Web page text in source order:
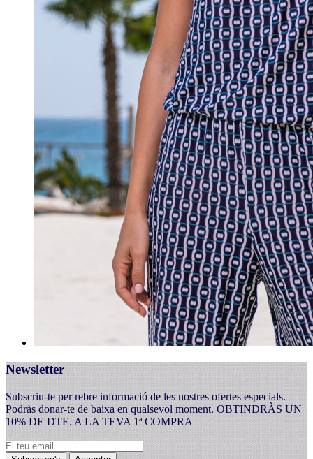
Newsletter
Subscriu-te per rebre informació de les nostres ofertes especials.
Podràs donar-te de baixa en qualsevol moment. OBTINDRÀS UN
10% DE DTE. A LA TEVA 1ª COMPRA